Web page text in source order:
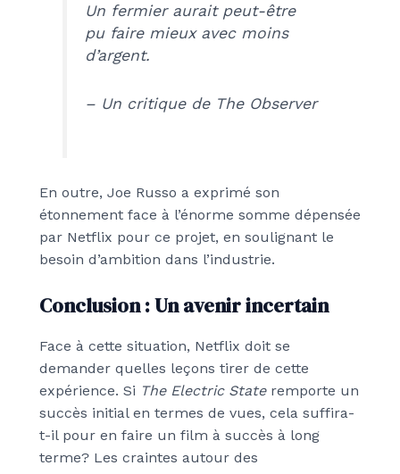
Un fermier aurait peut-être
pu faire mieux avec moins
d’argent.
– Un critique de The Observer
En outre, Joe Russo a exprimé son
étonnement face à l’énorme somme dépensée
par Netflix pour ce projet, en soulignant le
besoin d’ambition dans l’industrie.
Conclusion : Un avenir incertain
Face à cette situation, Netflix doit se
demander quelles leçons tirer de cette
expérience. Si The Electric Stateremporte un
succès initial en termes de vues, cela suffira-
t-il pour en faire un film à succès à long
terme? Les craintes autour des